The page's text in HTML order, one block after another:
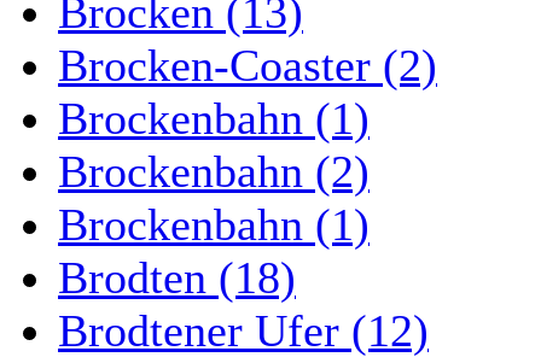
Brocken (13)
Brocken-Coaster (2)
Brockenbahn (1)
Brockenbahn (2)
Brockenbahn (1)
Brodten (18)
Brodtener Ufer (12)